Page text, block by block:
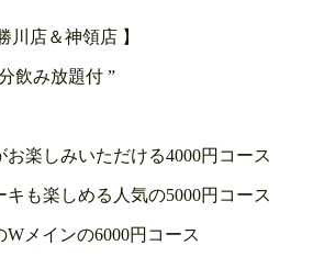
川店＆神領店 】
飲み放題付 ”
楽しみいただける4000円コース
も楽しめる人気の5000円コース
メインの6000円コース